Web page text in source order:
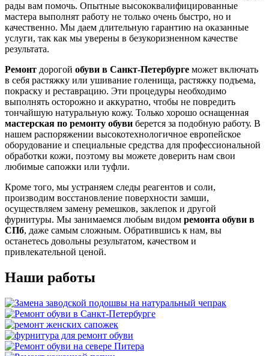
рады вам помочь. Опытные высококвалифицированные
мастера выполнят работу не только очень быстро, но и
качественно. Мы даем длительную гарантию на оказанные
услуги, так как мы уверены в безукоризненном качестве
результата.
Ремонт дорогой обуви в Санкт-Петербурге может включать
в себя растяжку или ушивание голенища, растяжку подъема,
покраску и реставрацию. Эти процедуры необходимо
выполнять осторожно и аккуратно, чтобы не повредить
тончайшую натуральную кожу. Только хорошо оснащенная
мастерская по ремонту обуви берется за подобную работу. В
нашем распоряжении высокотехнологичное европейское
оборудование и специальные средства для профессиональной
обработки кожи, поэтому вы можете доверить нам свои
любимые сапожки или туфли.
Кроме того, мы устраняем следы реагентов и соли,
производим восстановление поверхности замши,
осуществляем замену ремешков, заклепок и другой
фурнитуры. Мы занимаемся любым видом ремонта обуви в
СПб, даже самым сложным. Обратившись к нам, вы
останетесь довольны результатом, качеством и
привлекательной ценой.
Наши работы